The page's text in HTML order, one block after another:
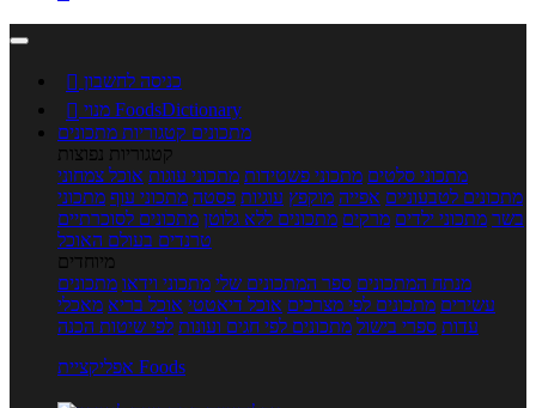
 כניסה לחשבון

מנוי FoodsDictionary
מתכונים קטגוריות מתכונים
קטגוריות נפוצות
מתכוני סלטים מתכוני פשטידות מתכוני עוגות אוכל צמחוני
מתכונים לטבעוניים אפייה מוקפץ עוגיות פסטה מתכוני עוף מתכוני
בשר מתכוני ילדים מרקים מתכונים ללא גלוטן מתכונים לסוכרתיים
טרנדים בעולם האוכל
מיוחדים
מנתח המתכונים ספר המתכונים שלי מתכוני וידאו מתכונים
עשירים מתכונים לפי מצרכים אוכל דיאטטי אוכל בריא מאכלי
עדות ספרי בישול מתכונים לפי חגים ועונות לפי שיטות הכנה
אפליקציית Foods